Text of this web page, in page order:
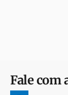
Fale com